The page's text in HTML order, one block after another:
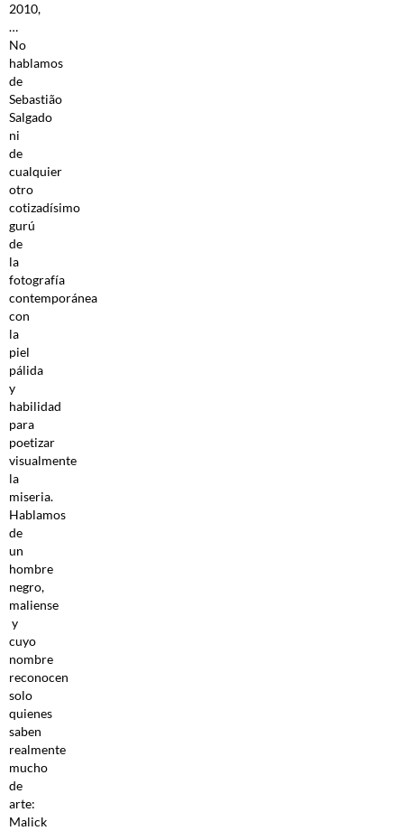
2010,
…
No
hablamos
de
Sebastião
Salgado
ni
de
cualquier
otro
cotizadísimo
gurú
de
la
fotografía
contemporánea
con
la
piel
pálida
y
habilidad
para
poetizar
visualmente
la
miseria.
Hablamos
de
un
hombre
negro,
maliense
y
cuyo
nombre
reconocen
solo
quienes
saben
realmente
mucho
de
arte:
Malick